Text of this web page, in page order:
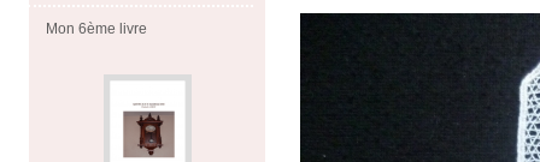
Mon 6ème livre